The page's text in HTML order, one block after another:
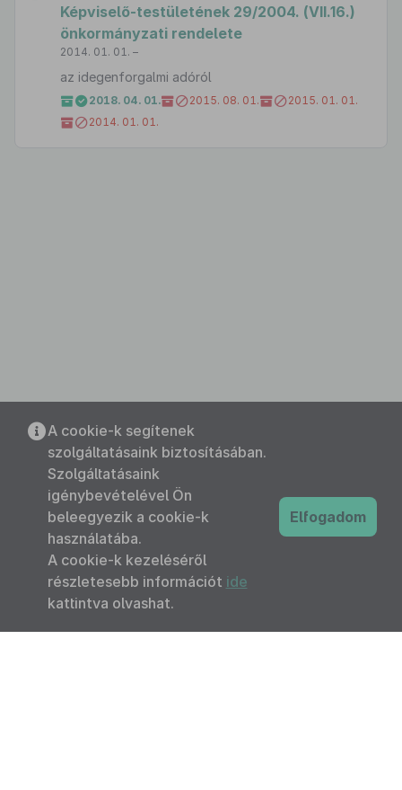
Képviselő-testületének 29/2004. (VII.16.)
önkormányzati rendelete
2014. 01. 01. –
az idegenforgalmi adóról
2018. 04. 01. 2015. 08. 01.
2015. 01. 01.
2014. 01. 01.
A cookie-k segítenek
szolgáltatásaink biztosításában.
Szolgáltatásaink
igénybevételével Ön
beleegyezik a cookie-k
használatába.
A cookie-k kezeléséről
részletesebb információt ide
kattintva olvashat.
Elfogadom